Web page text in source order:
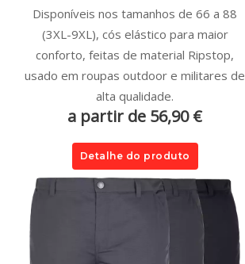
Disponíveis nos tamanhos de 66 a 88
(3XL-9XL), cós elástico para maior
conforto, feitas de material Ripstop,
usado em roupas outdoor e militares de
alta qualidade.
a partir de 56,90 €
Detalhe do produto